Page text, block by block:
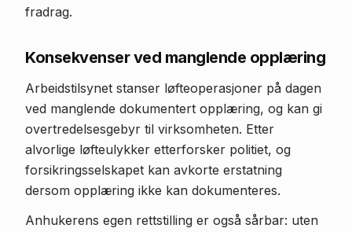
fradrag.
Konsekvenser ved manglende opplæring
Arbeidstilsynet stanser løfteoperasjoner på dagen
ved manglende dokumentert opplæring, og kan gi
overtredelsesgebyr til virksomheten. Etter
alvorlige løfteulykker etterforsker politiet, og
forsikringsselskapet kan avkorte erstatning
dersom opplæring ikke kan dokumenteres.
Anhukerens egen rettstilling er også sårbar: uten